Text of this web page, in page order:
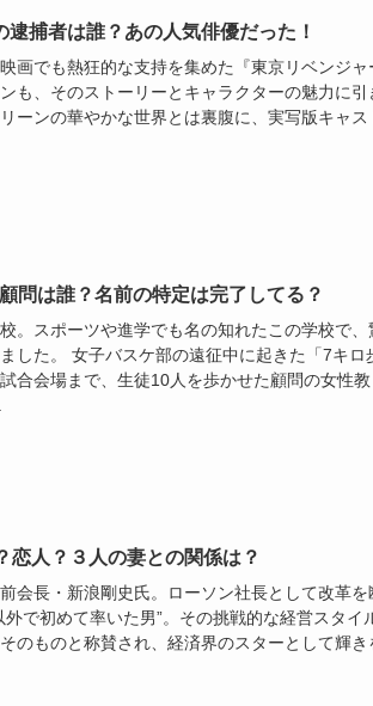
捕者は誰？あの人気俳優だった！
画でも熱狂的な支持を集めた『東京リベンジャ
も、そのストーリーとキャラクターの魅力に引
ーンの華やかな世界とは裏腹に、実写版キャス
問は誰？名前の特定は完了してる？
。スポーツや進学でも名の知れたこの学校で、
した。 女子バスケ部の遠征中に起きた「7キロ
会場まで、生徒10人を歩かせた顧問の女性教
恋人？３人の妻との関係は？
会長・新浪剛史氏。ローソン社長として改革を
で初めて率いた男”。その挑戦的な経営スタイ
のものと称賛され、経済界のスターとして輝き